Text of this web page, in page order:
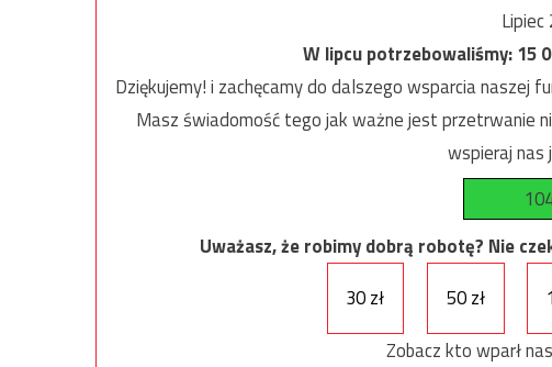
Lipiec
W lipcu potrzebowaliśmy:15
Dziękujemy! i zachęcamy do dalszego wsparcia naszej
Masz świadomość tego jak ważne jest przetrwanie
wspieraj nas
Uważasz, że robimy dobrą robotę? Nie
30 zł
50 zł
Zobacz kto wparł